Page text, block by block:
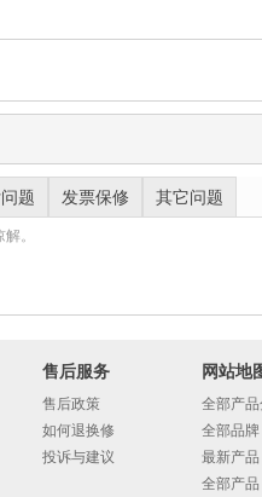
题 发票保修 其它问题
。
售后服务
售后政策
如何退换修
投诉与建议
网站地
全部产
全部品牌
最新产品
全部产品